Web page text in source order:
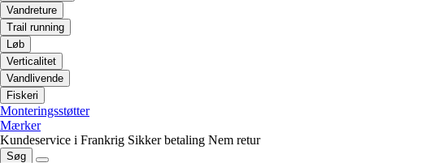
Vandreture
Trail running
Løb
Verticalitet
Vandlivende
Fiskeri
Monteringsstøtter
Mærker
Kundeservice i Frankrig Sikker betaling Nem retur
Søg